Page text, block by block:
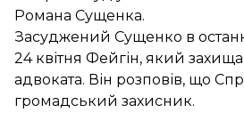
Романа Сущенка.
Засуджений Сущенко в
24 квітня Фейгін, який
адвоката. Він розповів, що
громадський захисник.